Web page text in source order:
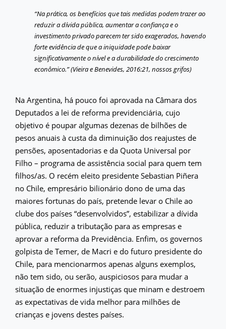
“Na prática, os benefícios que tais medidas podem trazer ao
reduzir a dívida pública, aumentar a confiança e o
investimento privado parecem ter sido exagerados,havendo
forte evidência de que a iniquidade pode baixar
significativamente o nível e a durabilidade do crescimento
econômico.” (Vieira e Benevides, 2016:21, nossos grifos)
Na Argentina, há pouco foi aprovada na Câmara dos
Deputados a lei de reforma previdenciária, cujo
objetivo é poupar algumas dezenas de bilhões de
pesos anuais à custa da diminuição dos reajustes de
pensões, aposentadorias e da Quota Universal por
Filho – programa de assistência social para quem tem
filhos/as. O recém eleito presidente Sebastian Piñera
no Chile, empresário bilionário dono de uma das
maiores fortunas do país, pretende levar o Chile ao
clube dos países “desenvolvidos”, estabilizar a dívida
pública, reduzir a tributação para as empresas e
aprovar a reforma da Previdência. Enfim, os governos
golpista de Temer, de Macri e do futuro presidente do
Chile, para mencionarmos apenas alguns exemplos,
não tem sido, ou serão, auspiciosos para mudar a
situação de enormes injustiças que minam e destroem
as expectativas de vida melhor para milhões de
crianças e jovens destes países.